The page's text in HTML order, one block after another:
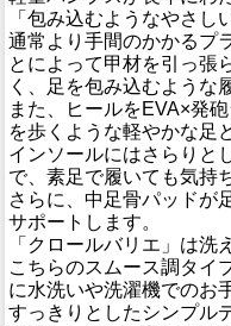
「包み込むようなやさし
通常より手間のかかるプ
とによって甲材を引っ張
く、足を包み込むような
また、ヒールをEVA×発
を歩くような軽やかな足
インソールにはさらりと
で、素足で履いても気持
さらに、中足骨パッドが
サポートします。
「クロールバリエ」は洗
こちらのスムース調タイ
に水洗いや洗濯機でのお
すっきりとしたシンプル